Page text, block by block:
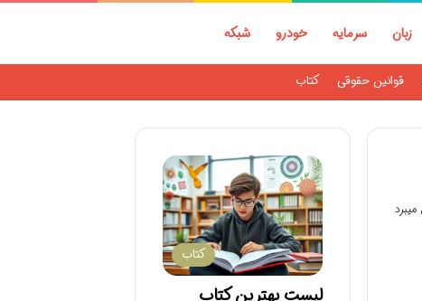
زبان سرمایه خودرو شبکه
قوانین حقوقی کتاب
کتاب
لیست بهترین کتاب